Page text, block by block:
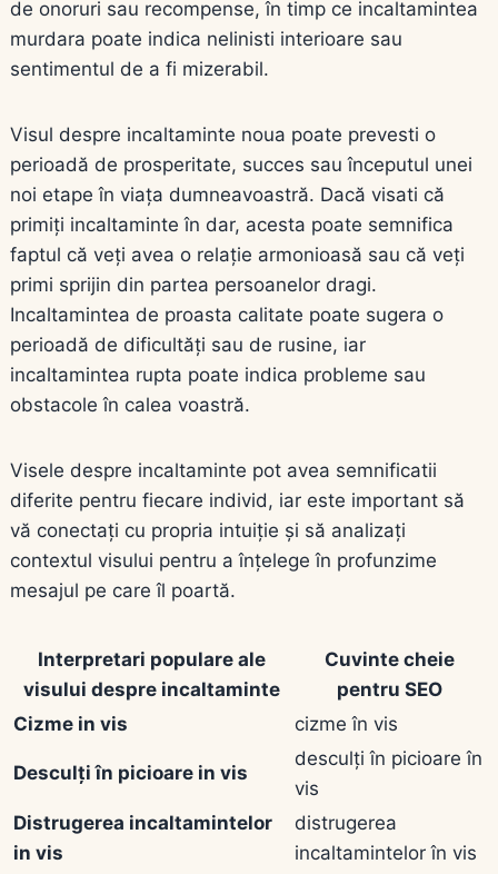
de onoruri sau recompense, în timp ce incaltamintea
murdara poate indica nelinisti interioare sau
sentimentul de a fi mizerabil.
Visul despre incaltaminte noua poate prevesti o
perioadă de prosperitate, succes sau începutul unei
noi etape în viața dumneavoastră. Dacă visati că
primiți incaltaminte în dar, acesta poate semnifica
faptul că veți avea o relație armonioasă sau că veți
primi sprijin din partea persoanelor dragi.
Incaltamintea de proasta calitate poate sugera o
perioadă de dificultăți sau de rusine, iar
incaltamintea rupta poate indica probleme sau
obstacole în calea voastră.
Visele despre incaltaminte pot avea semnificatii
diferite pentru fiecare individ, iar este important să
vă conectați cu propria intuiție și să analizați
contextul visului pentru a înțelege în profunzime
mesajul pe care îl poartă.
Interpretari populare ale
visului despre incaltaminte
Cuvinte cheie
pentru SEO
Cizme in vis
cizme în vis
Desculți în picioare in vis
desculți în picioare în
vis
Distrugerea incaltamintelor
in vis
distrugerea
incaltamintelor în vis